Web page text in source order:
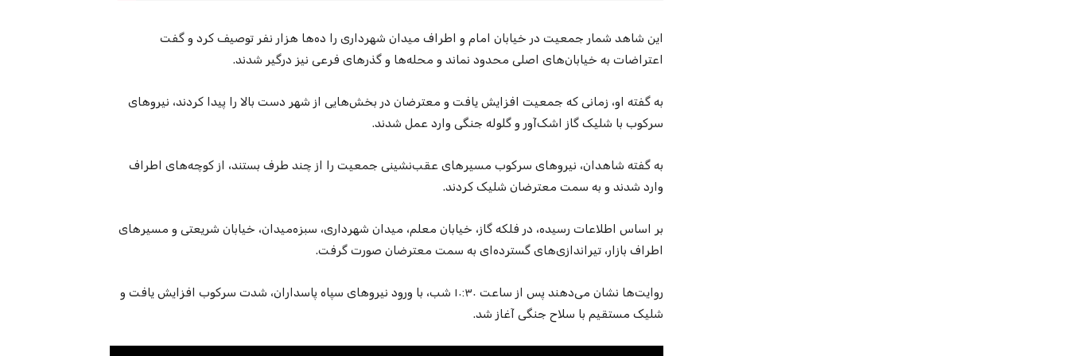
این شاهد شمار جمعیت در خیابان امام و اطراف میدان شهرداری را ده‌ها هزار نفر توصیف کرد و گفت
اعتراضات به خیابان‌های اصلی محدود نماند و محله‌ها و گذرهای فرعی نیز درگیر شدند.
به گفته او، زمانی که جمعیت افزایش یافت و معترضان در بخش‌هایی از شهر دست بالا را پیدا کردند، نیروهای
سرکوب با شلیک گاز اشک‌آور و گلوله جنگی وارد عمل شدند.
به گفته شاهدان، نیروهای سرکوب مسیرهای عقب‌نشینی جمعیت را از چند طرف بستند، از کوچه‌های اطراف
وارد شدند و به سمت معترضان شلیک کردند.
بر اساس اطلاعات رسیده، در فلکه گاز، خیابان معلم، میدان شهرداری، سبزه‌میدان، خیابان شریعتی و مسیرهای
اطراف بازار، تیراندازی‌های گسترده‌ای به سمت معترضان صورت گرفت.
روایت‌ها نشان می‌دهند پس از ساعت ۱۰:۳۰ شب، با ورود نیروهای سپاه پاسداران، شدت سرکوب افزایش یافت و
شلیک مستقیم با سلاح جنگی آغاز شد.